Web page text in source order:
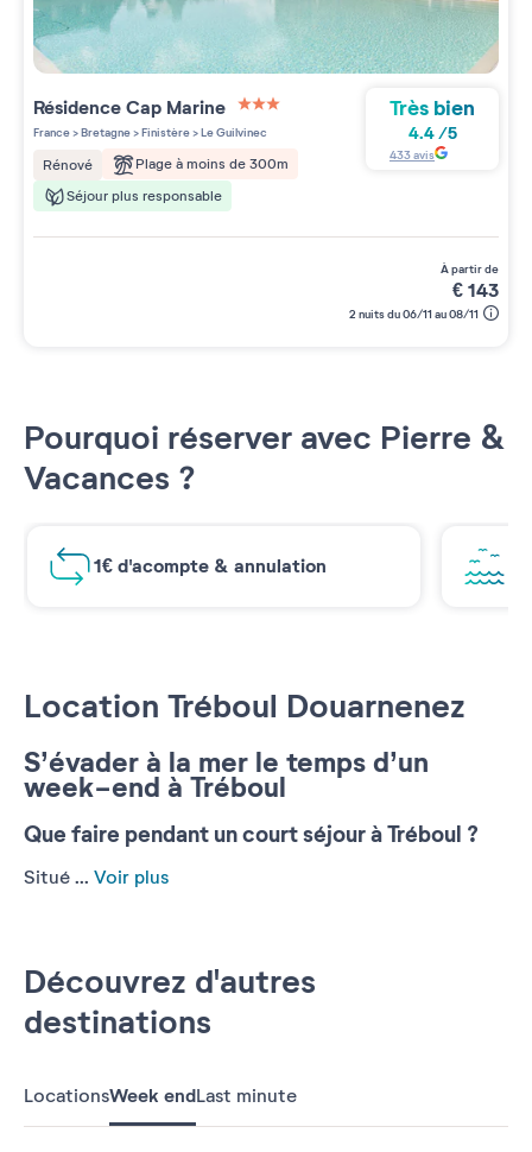
Location Tréboul Douarnenez
S’évader à la mer le temps d’un
week-end à Tréboul
Que faire pendant un court séjour à Tréboul ?
Situé ... Voir plus
RésidenceCap Marine
3 étoiles sur 5
France>Bretagne>Finistère>Le Guilvinec
Rénové
Plage à moins de 300m
Séjour plus responsable
Très bien
4.4 /5
433avis
à partir de
€143
2 nuits du 06/11 au 08/11
Pourquoi réserver avec Pierre &
Vacances ?
1€ d'acompte & annulation
Découvrez d'autres
destinations
LocationsWeek endLast minute